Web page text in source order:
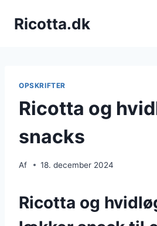
Ricotta.dk
OPSKRIFTER
Ricotta og
snacks
Af 18. december 2024
Ricotta og